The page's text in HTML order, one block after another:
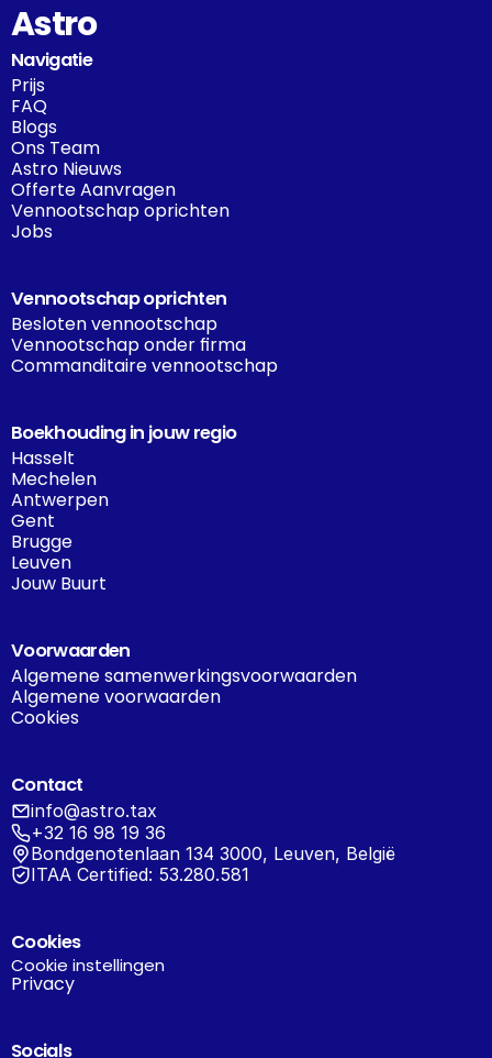
Astro
Navigatie
Prijs
FAQ
Blogs
Ons Team
Astro Nieuws
Offerte Aanvragen
Vennootschap oprichten
Jobs
Vennootschap oprichten
Besloten vennootschap
Vennootschap onder firma
Commanditaire vennootschap
Boekhouding in jouw regio
Hasselt
Mechelen
Antwerpen
Gent
Brugge
Leuven
Jouw Buurt
Voorwaarden
Algemene samenwerkingsvoorwaarden
Algemene voorwaarden
Cookies
Contact
info@astro.tax
+32 16 98 19 36
Bondgenotenlaan 134 3000, Leuven, België
ITAA Certified: 53.280.581
Cookies
Cookie instellingen
Privacy
Socials